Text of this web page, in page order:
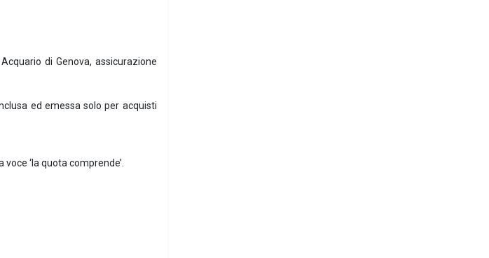
di Genova, assicurazione
ed emessa solo per acquisti
‘la quota comprende’.